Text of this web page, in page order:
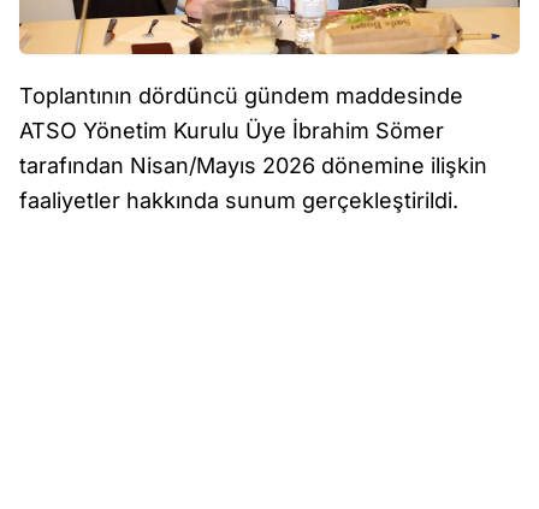
Toplantının dördüncü gündem maddesinde
ATSO Yönetim Kurulu Üye İbrahim Sömer
tarafından Nisan/Mayıs 2026 dönemine ilişkin
faaliyetler hakkında sunum gerçekleştirildi.